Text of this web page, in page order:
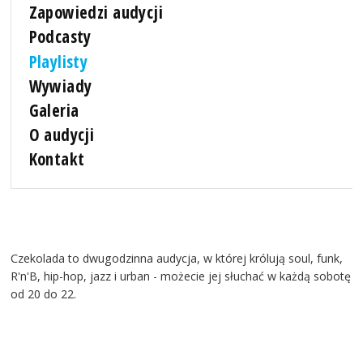
Zapowiedzi audycji
Podcasty
Playlisty
Wywiady
Galeria
O audycji
Kontakt
Czekolada to dwugodzinna audycja, w której królują soul, funk,
R'n'B, hip-hop, jazz i urban - możecie jej słuchać w każdą sobotę
od 20 do 22.